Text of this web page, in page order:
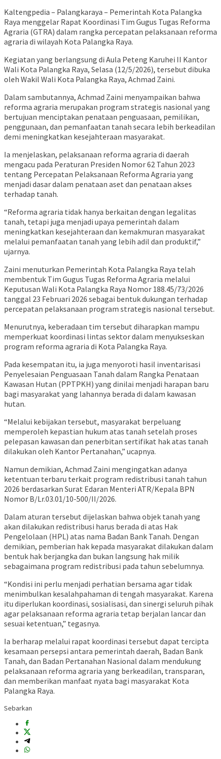
Kaltengpedia – Palangkaraya – Pemerintah Kota Palangka
Raya menggelar Rapat Koordinasi Tim Gugus Tugas Reforma
Agraria (GTRA) dalam rangka percepatan pelaksanaan reforma
agraria di wilayah Kota Palangka Raya.
Kegiatan yang berlangsung di Aula Peteng Karuhei II Kantor
Wali Kota Palangka Raya, Selasa (12/5/2026), tersebut dibuka
oleh Wakil Wali Kota Palangka Raya, Achmad Zaini.
Dalam sambutannya, Achmad Zaini menyampaikan bahwa
reforma agraria merupakan program strategis nasional yang
bertujuan menciptakan penataan penguasaan, pemilikan,
penggunaan, dan pemanfaatan tanah secara lebih berkeadilan
demi meningkatkan kesejahteraan masyarakat.
Ia menjelaskan, pelaksanaan reforma agraria di daerah
mengacu pada Peraturan Presiden Nomor 62 Tahun 2023
tentang Percepatan Pelaksanaan Reforma Agraria yang
menjadi dasar dalam penataan aset dan penataan akses
terhadap tanah.
“Reforma agraria tidak hanya berkaitan dengan legalitas
tanah, tetapi juga menjadi upaya pemerintah dalam
meningkatkan kesejahteraan dan kemakmuran masyarakat
melalui pemanfaatan tanah yang lebih adil dan produktif,”
ujarnya.
Zaini menuturkan Pemerintah Kota Palangka Raya telah
membentuk Tim Gugus Tugas Reforma Agraria melalui
Keputusan Wali Kota Palangka Raya Nomor 188.45/73/2026
tanggal 23 Februari 2026 sebagai bentuk dukungan terhadap
percepatan pelaksanaan program strategis nasional tersebut.
Menurutnya, keberadaan tim tersebut diharapkan mampu
memperkuat koordinasi lintas sektor dalam menyukseskan
program reforma agraria di Kota Palangka Raya.
Pada kesempatan itu, ia juga menyoroti hasil inventarisasi
Penyelesaian Penguasaan Tanah dalam Rangka Penataan
Kawasan Hutan (PPTPKH) yang dinilai menjadi harapan baru
bagi masyarakat yang lahannya berada di dalam kawasan
hutan.
“Melalui kebijakan tersebut, masyarakat berpeluang
memperoleh kepastian hukum atas tanah setelah proses
pelepasan kawasan dan penerbitan sertifikat hak atas tanah
dilakukan oleh Kantor Pertanahan,” ucapnya.
Namun demikian, Achmad Zaini mengingatkan adanya
ketentuan terbaru terkait program redistribusi tanah tahun
2026 berdasarkan Surat Edaran Menteri ATR/Kepala BPN
Nomor B/Lr.03.01/10-500/II/2026.
Dalam aturan tersebut dijelaskan bahwa objek tanah yang
akan dilakukan redistribusi harus berada di atas Hak
Pengelolaan (HPL) atas nama Badan Bank Tanah. Dengan
demikian, pemberian hak kepada masyarakat dilakukan dalam
bentuk hak berjangka dan bukan langsung hak milik
sebagaimana program redistribusi pada tahun sebelumnya.
“Kondisi ini perlu menjadi perhatian bersama agar tidak
menimbulkan kesalahpahaman di tengah masyarakat. Karena
itu diperlukan koordinasi, sosialisasi, dan sinergi seluruh pihak
agar pelaksanaan reforma agraria tetap berjalan lancar dan
sesuai ketentuan,” tegasnya.
Ia berharap melalui rapat koordinasi tersebut dapat tercipta
kesamaan persepsi antara pemerintah daerah, Badan Bank
Tanah, dan Badan Pertanahan Nasional dalam mendukung
pelaksanaan reforma agraria yang berkeadilan, transparan,
dan memberikan manfaat nyata bagi masyarakat Kota
Palangka Raya.
Sebarkan